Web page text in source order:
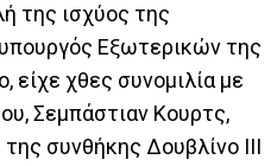
της ισχύος της
υπουργός Εξωτερικών της
είχε χθες συνομιλία με
Σεμπάστιαν Κουρτς,
συνθήκης Δουβλίνο ΙΙΙ